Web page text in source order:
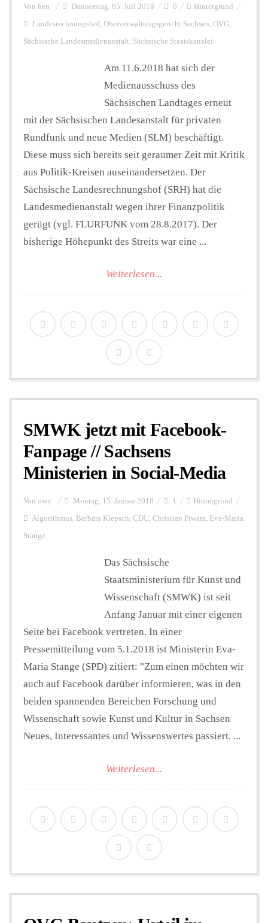
Von ben Donnerstag, 05. Juli 2018 0 Hintergrund
Landesrechnungshof, Oberverwaltungsgericht Sachsen, OVG,
Sächsische Landesmedienanstalt, Sächsische Staatskanzlei
Am 11.6.2018 hat sich der
Medienausschuss des
Sächsischen Landtages erneut
mit der Sächsischen Landesanstalt für privaten
Rundfunk und neue Medien (SLM) beschäftigt.
Diese muss sich bereits seit geraumer Zeit mit Kritik
aus Politik-Kreisen auseinandersetzen. Der
Sächsische Landesrechnungshof (SRH) hat die
Landesmedienanstalt wegen ihrer Finanzpolitik
gerügt (vgl. FLURFUNK vom 28.8.2017). Der
bisherige Höhepunkt des Streits war eine ...
Weiterlesen...
SMWK jetzt mit Facebook-
Fanpage // Sachsens
Ministerien in Social-Media
Von owy Montag, 15. Januar 2018 1 Hintergrund
Algorithmus, Barbara Klepsch, CDU, Christian Piwarz, Eva-Maria
Stange
Das Sächsische
Staatsministerium für Kunst und
Wissenschaft (SMWK) ist seit
Anfang Januar mit einer eigenen
Seite bei Facebook vertreten. In einer
Pressemitteilung vom 5.1.2018 ist Ministerin Eva-
Maria Stange (SPD) zitiert: "Zum einen möchten wir
auch auf Facebook darüber informieren, was in den
beiden spannenden Bereichen Forschung und
Wissenschaft sowie Kunst und Kultur in Sachsen
Neues, Interessantes und Wissenswertes passiert. ...
Weiterlesen...